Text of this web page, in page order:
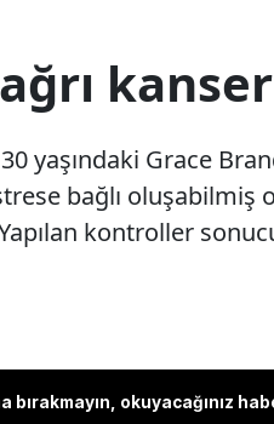
yaşındaki Grace
bağlı oluşabilmiş
kontroller
bırakmayın, okuyacağınız